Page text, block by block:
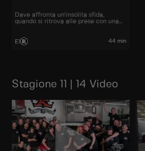
Dave affronta un'insolita sfida,
quando si ritrova alle prese con una
E1 44 min
Stagione 11 | 14 Video